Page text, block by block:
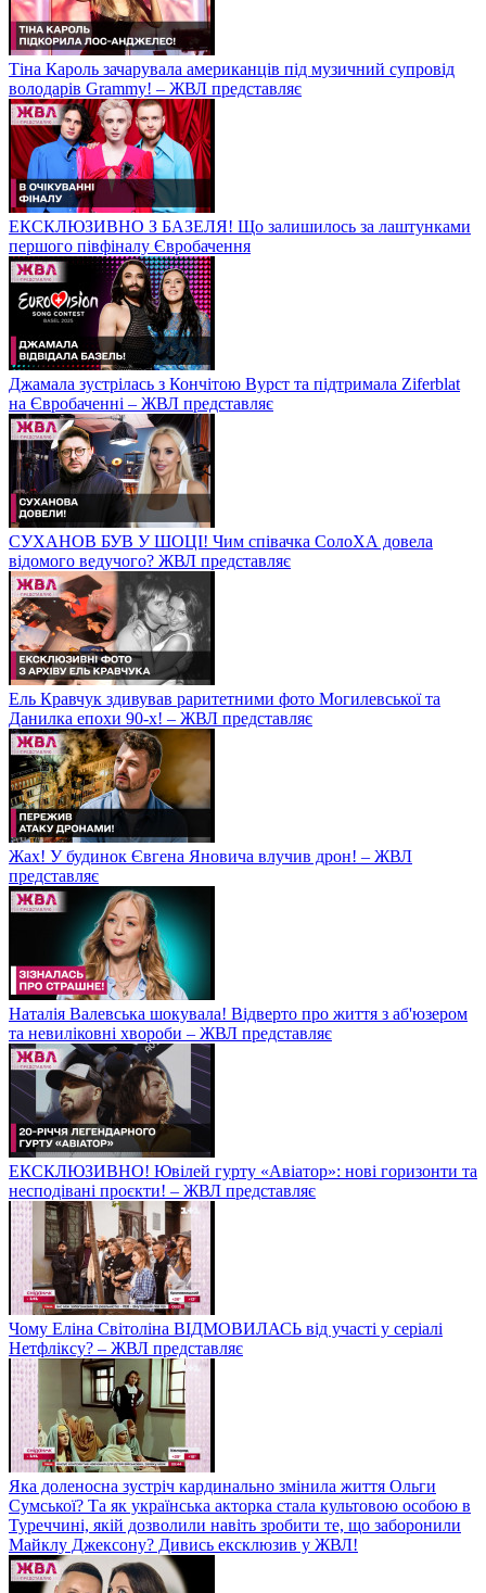
Тіна Кароль зачарувала американців під музичний супровід
володарів Grammy! – ЖВЛ представляє
ЕКСКЛЮЗИВНО З БАЗЕЛЯ! Що залишилось за лаштунками
першого півфіналу Євробачення
Джамала зустрілась з Кончітою Вурст та підтримала Ziferblat
на Євробаченні – ЖВЛ представляє
СУХАНОВ БУВ У ШОЦІ! Чим співачка СолоХА довела
відомого ведучого? ЖВЛ представляє
Ель Кравчук здивував раритетними фото Могилевської та
Данилка епохи 90-х! – ЖВЛ представляє
Жах! У будинок Євгена Яновича влучив дрон! – ЖВЛ
представляє
Наталія Валевська шокувала! Відверто про життя з аб'юзером
та невиліковні хвороби – ЖВЛ представляє
ЕКСКЛЮЗИВНО! Ювілей гурту «Авіатор»: нові горизонти та
несподівані проєкти! – ЖВЛ представляє
Чому Еліна Світоліна ВІДМОВИЛАСЬ від участі у серіалі
Нетфліксу? – ЖВЛ представляє
Яка доленосна зустріч кардинально змінила життя Ольги
Сумської? Та як українська акторка стала культовою особою в
Туреччині, якій дозволили навіть зробити те, що заборонили
Майклу Джексону? Дивись ексклюзив у ЖВЛ!